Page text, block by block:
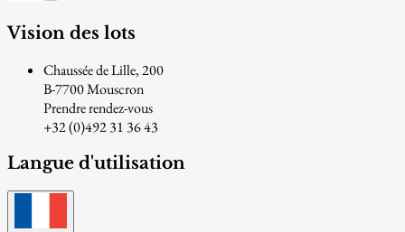
Vision des lots
Chaussée de Lille, 200
B-7700 Mouscron
Prendre rendez-vous
+32 (0)492 31 36 43
Langue d'utilisation